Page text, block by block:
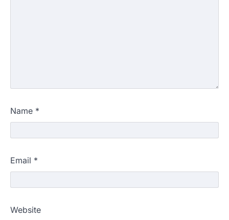
Name *
Email *
Website